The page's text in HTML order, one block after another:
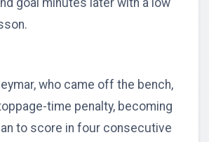
goal minutes later with a low
who came off the bench,
time penalty, becoming
to score in four consecutive